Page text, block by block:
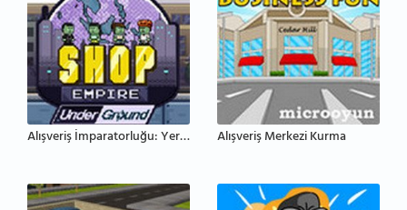
Alışveriş İmparatorluğu: Yeraltı Alışveriş Merkezi Kurma